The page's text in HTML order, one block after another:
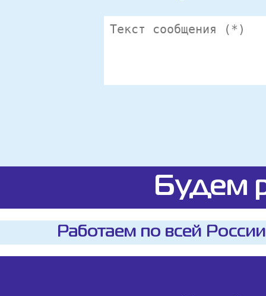
Будем
Работаем по всей